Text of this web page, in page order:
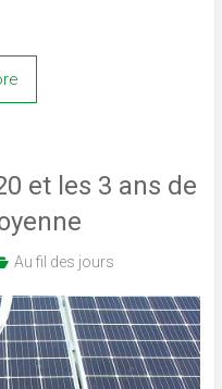
et les 3 ans de
Au fil des jours